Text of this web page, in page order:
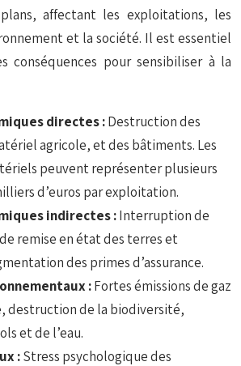
affectant les exploitations, les
et la société. Il est essentiel
conséquences pour sensibiliser à la
directes :Destruction des
agricole, et des bâtiments. Les
peuvent représenter plusieurs
d’euros par exploitation.
indirectes :Interruption de
remise en état des terres et
des primes d’assurance.
:Fortes émissions de gaz
destruction de la biodiversité,
et de l’eau.
:Stress psychologique des